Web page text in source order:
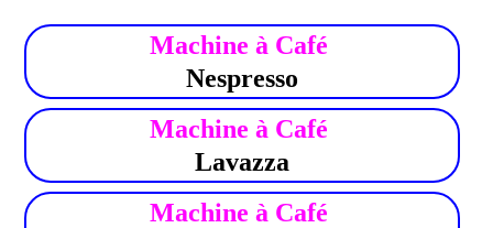
Machine à Café
Nespresso
Machine à Café
Lavazza
Machine à Café